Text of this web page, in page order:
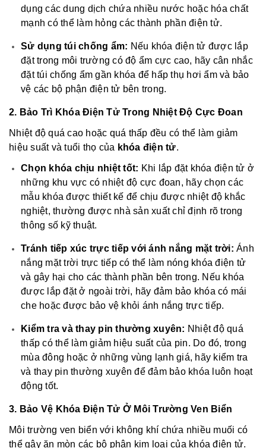
dụng các dung dịch chứa nhiều nước hoặc hóa chất
mạnh có thể làm hỏng các thành phần điện tử.
Sử dụng túi chống ẩm: Nếu khóa điện tử được lắp
đặt trong môi trường có độ ẩm cực cao, hãy cân nhắc
đặt túi chống ẩm gần khóa để hấp thụ hơi ẩm và bảo
vệ các bộ phận điện tử bên trong.
2. Bảo Trì Khóa Điện Tử Trong Nhiệt Độ Cực Đoan
Nhiệt độ quá cao hoặc quá thấp đều có thể làm giảm
hiệu suất và tuổi thọ của khóa điện tử.
Chọn khóa chịu nhiệt tốt: Khi lắp đặt khóa điện tử ở
những khu vực có nhiệt độ cực đoan, hãy chọn các
mẫu khóa được thiết kế để chịu được nhiệt độ khắc
nghiệt, thường được nhà sản xuất chỉ định rõ trong
thông số kỹ thuật.
Tránh tiếp xúc trực tiếp với ánh nắng mặt trời: Ánh
nắng mặt trời trực tiếp có thể làm nóng khóa điện tử
và gây hại cho các thành phần bên trong. Nếu khóa
được lắp đặt ở ngoài trời, hãy đảm bảo khóa có mái
che hoặc được bảo vệ khỏi ánh nắng trực tiếp.
Kiểm tra và thay pin thường xuyên: Nhiệt độ quá
thấp có thể làm giảm hiệu suất của pin. Do đó, trong
mùa đông hoặc ở những vùng lạnh giá, hãy kiểm tra
và thay pin thường xuyên để đảm bảo khóa luôn hoạt
động tốt.
3. Bảo Vệ Khóa Điện Tử Ở Môi Trường Ven Biển
Môi trường ven biển với không khí chứa nhiều muối có
thể gây ăn mòn các bộ phận kim loại của khóa điện tử.